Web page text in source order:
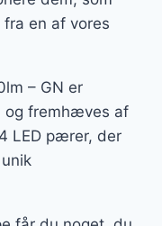
en af vores
– GN er
og fremhæves af
LED pærer, der